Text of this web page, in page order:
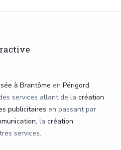
à Brantôme en Périgord,
services allant de la création
publicitaires en passant par
, la création
services.